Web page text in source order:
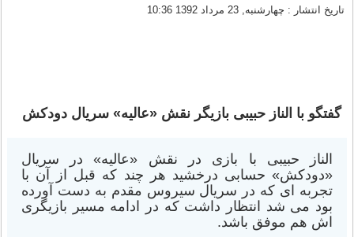
تاریخ انتشار : چهارشنبه, 23 مرداد 1392 10:36
گفتگو با الناز حبیبی بازیگر نقش «عالیه» سریال دودکش
الناز حبیبی با بازی در نقش «عالیه» در سریال
«دودکش» حسابی درخشید هر چند که قبل از آن با
تجربه ای که در سریال سیروس مقدم به دست آورده
بود می شد انتظار داشت که در ادامه مسیر بازیگری
اش هم موفق باشد.